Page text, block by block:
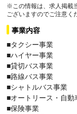
※この情報は、求人掲載
ございますのでご注意く
事業内容
■タクシー事業
■ハイヤー事業
■貸切バス事業
■路線バス事業
■シャトルバス事業
■オートリース・自動
■保険事業